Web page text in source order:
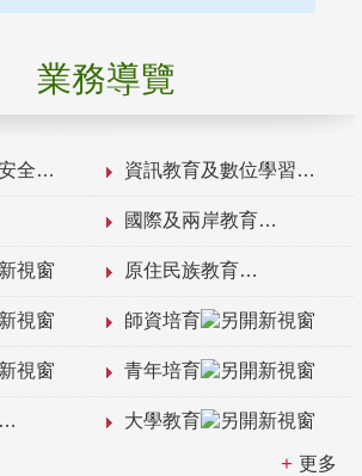
業務導覽
全 資訊教育及數位學習
國際及兩岸教育
原住民族教育
師資培育
青年培育
大學教育
更多